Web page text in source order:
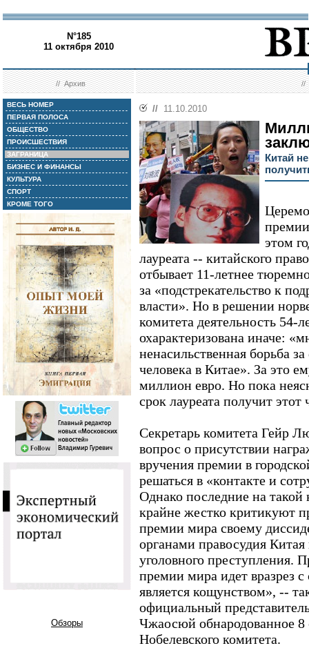
N°185
11 октября 2010
//Архив //
ВЕСЬ НОМЕР
ПЕРВАЯ ПОЛОСА
ОБЩЕСТВО
ПРОИСШЕСТВИЯ
ЗАГРАНИЦА
БИЗНЕС И ФИНАНСЫ
КУЛЬТУРА
СПОРТ
КРОМЕ ТОГО
Обзоры
// 11.10.2010
Китай
этом
лауреата -- китайского
отбывает 11-летнее
за «подстрекательство к
власти». Но в решении
комитета деятельность 54-
охарактеризована иначе:
ненасильственная борьба
человека в Китае». За это
миллион евро. Но пока
срок лауреата получит
Секретарь комитета Гейр
вопрос о присутствии
вручения премии в
решаться в «контакте и
Однако последние на такой
крайне жестко критикуют
премии мира своему
органами правосудия
уголовного преступления.
премии мира идет вразрез
является кощунством», --
официальный
Чжаосюй обнародованное 8
Нобелевского комитета.